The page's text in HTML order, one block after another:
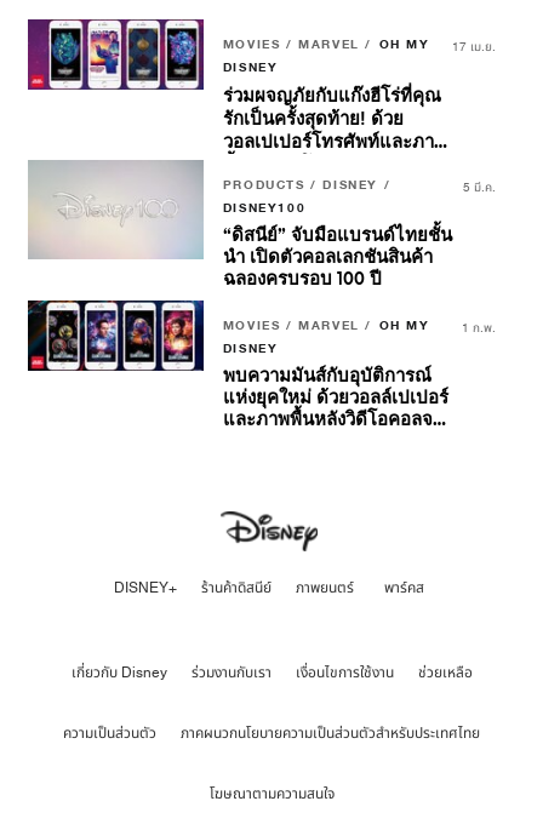
MOVIES / MARVEL / OH MY
DISNEY
ร่วมผจญภัยกับแก๊งฮีโร่ที่คุณ
รักเป็นครั้งสุดท้าย! ด้วย
วอลเปเปอร์โทรศัพท์และภาพ
ใจจาก Marvel Studios’
Guardians Of The Galaxy
Volume 3
17 เม.ย.
PRODUCTS / DISNEY /
DISNEY100
“ดิสนีย์” จับมือแบรนด์ไทยชั้น
นำ เปิดตัวคอลเลกชันสินค้า
ฉลองครบรอบ 100 ปี
5 มี.ค.
MOVIES / MARVEL / OH MY
DISNEY
พบความมันส์กับอุบัติการณ์
แห่งยุคใหม่ ด้วยวอลล์เปเปอร์
และภาพพื้นหลังวิดีโอคอลจาก
1 ก.พ.
DISNEY+ ร้านค้าดิสนีย์ ภาพยนตร์ พาร์คส
เกี่ยวกับ Disney ร่วมงานกับเรา เงื่อนไขการใช้งาน ช่วยเหลือ
ความเป็นส่วนตัว ภาคผนวกนโยบายความเป็นส่วนตัวสำหรับประเทศไทย
โฆษณาตามความสนใจ